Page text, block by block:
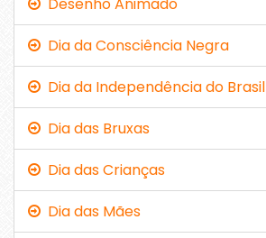
Dia da Consciência Negra
Dia da Independência do Brasil
Dia das Bruxas
Dia das Crianças
Dia das Mães